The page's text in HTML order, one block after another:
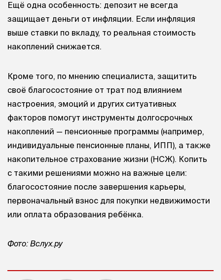
Ещё одна особенность: депозит не всегда
защищает деньги от инфляции. Если инфляция
выше ставки по вкладу, то реальная стоимость
накоплений снижается.
Кроме того, по мнению специалиста, защитить
своё благосостояние от трат под влиянием
настроения, эмоций и других ситуативных
факторов помогут инструменты долгосрочных
накоплений — пенсионные программы (например,
индивидуальные пенсионные планы, ИПП), а также
накопительное страхование жизни (НСЖ). Копить
с такими решениями можно на важные цели:
благосостояние после завершения карьеры,
первоначальный взнос для покупки недвижимости
или оплата образования ребёнка.
Фото: Вслух.ру